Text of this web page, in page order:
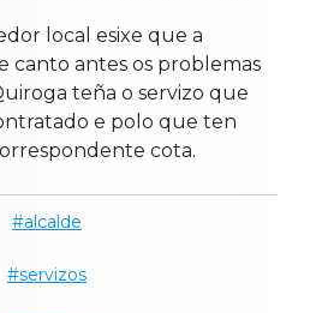
local esixe que a
canto antes os problemas
teña o servizo que
e polo que ten
cota.
alcalde
servizos